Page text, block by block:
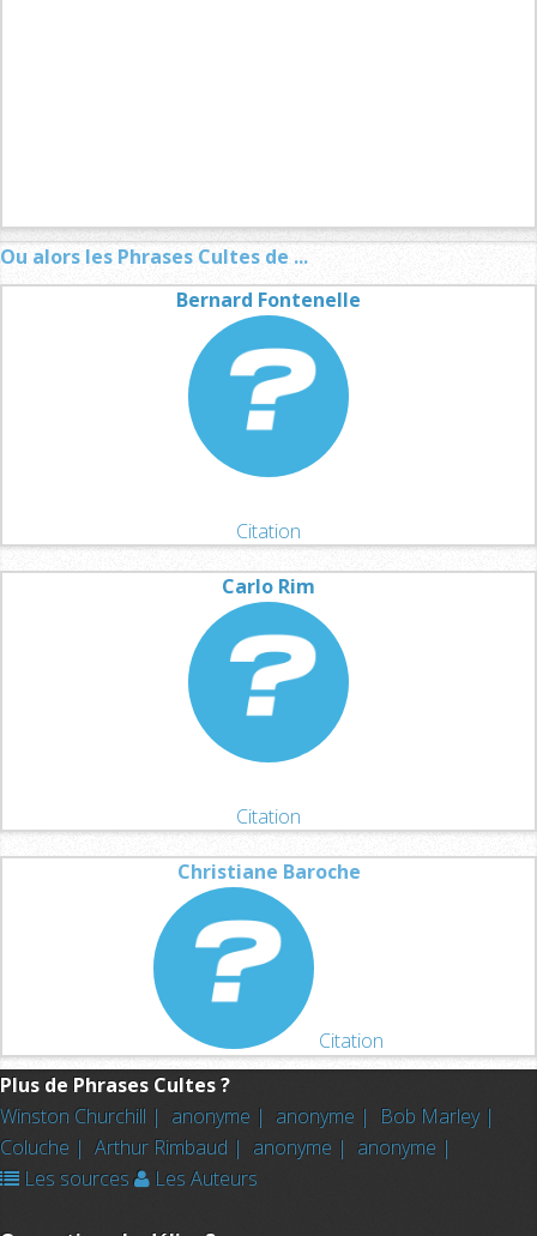
Ou alors les Phrases Cultes de ...
Bernard Fontenelle
Citation
Carlo Rim
Citation
Christiane Baroche
Citation
Plus de Phrases Cultes ?
Winston Churchill | anonyme | anonyme |
Bob Marley |
Coluche | Arthur Rimbaud | anonyme | anonyme |
Les sources
Les Auteurs